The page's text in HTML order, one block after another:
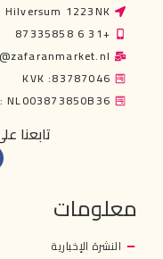
Hilversum 1223NK
+31 6 87335858
KVK :83787046
NL003873850B36
تابعنا
معلومات
النشرة الإخبارية